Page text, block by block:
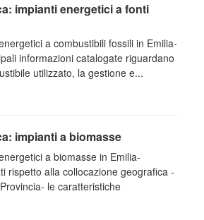
impianti energetici a fonti
a combustibili fossili in Emilia-
informazioni catalogate riguardano
utilizzato, la gestione e...
impianti a biomasse
a biomasse in Emilia-
rispetto alla collocazione geografica -
le caratteristiche